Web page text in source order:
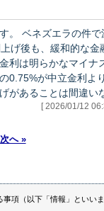
のス
げ後も、緩和的な金
利は明らかなマイナ
0.75%が中立金利よ
があることは間違い
[ 2026/01/12
次へ »
項（以下「情報」といい